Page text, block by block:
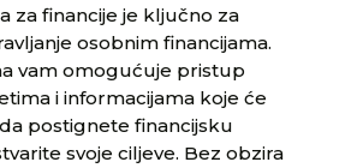
za financije je ključno za
osobnim financijama.
vam omogućuje pristup
i informacijama koje će
postignete financijsku
svoje ciljeve. Bez obzira